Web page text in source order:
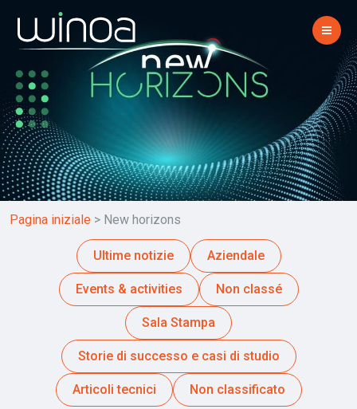
Pagina iniziale > New horizons
Ultime notizie Aziendale
Events & activities Non classé
Sala Stampa
Storie di successo e casi di studio
Articoli tecnici Non classificato